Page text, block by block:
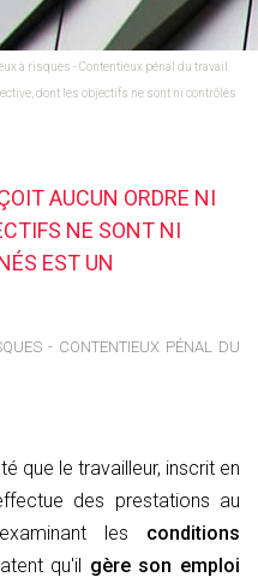
à risques - Contentieux pénal du travail
dont les objectifs ne sont ni contrôlés
AUCUN ORDRE NI
NE SONT NI
EST UN
- CONTENTIEUX PÉNAL DU
que le travailleur, inscrit en
des prestations au
les conditions
qu'il gère son emploi